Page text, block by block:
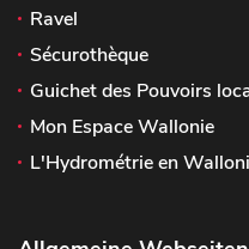
Ravel
Sécurothèque
Guichet des Pouvoirs
Mon Espace Wallonie
L'Hydrométrie en